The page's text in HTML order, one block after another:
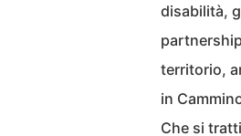
disabilità,
territorio,
in
Che si